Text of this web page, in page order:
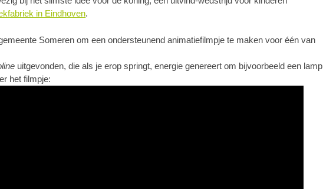
in Eindhoven.
Someren om een ondersteunend animatiefilmpje te maken voor één van
uitgevonden, die als je erop springt, energie genereert om bijvoorbeeld een lamp
het filmpje: